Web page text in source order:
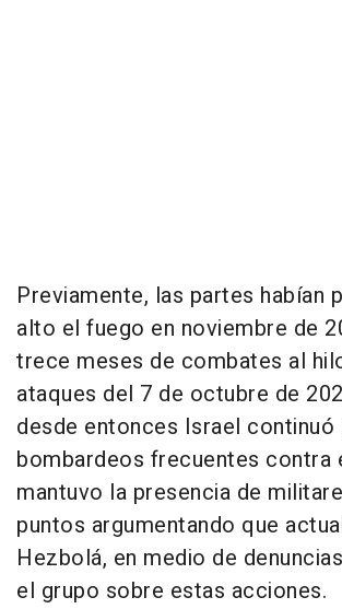
Previamente, las partes habían
alto el fuego en noviembre de
trece meses de combates al
ataques del 7 de octubre de
desde entonces Israel continuó
bombardeos frecuentes contra
mantuvo la presencia de
puntos argumentando que
Hezbolá, en medio de
el grupo sobre estas acciones.